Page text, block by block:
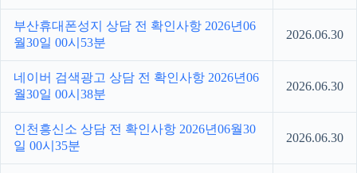
부산휴대폰성지 상담 전 확인사항 2026년06
월30일 00시53분
2026.06.30
네이버 검색광고 상담 전 확인사항 2026년06
월30일 00시38분
2026.06.30
인천흥신소 상담 전 확인사항 2026년06월30
일 00시35분
2026.06.30